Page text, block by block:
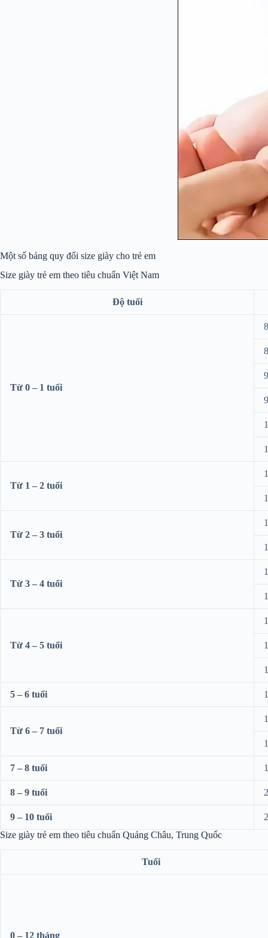
Một số bảng quy đổi size giày cho trẻ em
Size giày trẻ em theo tiêu chuẩn Việt Nam
Độ tuổi
Từ 0 – 1 tuổi
Từ 1 – 2 tuổi
Từ 2 – 3 tuổi
Từ 3 – 4 tuổi
Từ 4 – 5 tuổi
5 – 6 tuổi
Từ 6 – 7 tuổi
7 – 8 tuổi
8 – 9 tuổi
9 – 10 tuổi
Size giày trẻ em theo tiêu chuẩn Quảng Châu, Trung Quốc
Tuổi
0 – 12 tháng